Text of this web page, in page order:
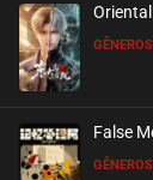
False